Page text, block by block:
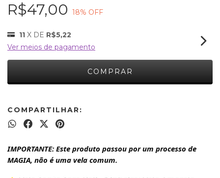
R$47,00 18% OFF
11 X DE R$5,22
Ver meios de pagamento
COMPARTILHAR:
IMPORTANTE: Este produto passou por um processo de
MAGIA, não é uma vela comum.